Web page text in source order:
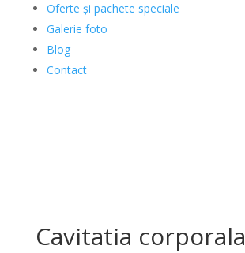
Oferte și pachete speciale
Galerie foto
Blog
Contact
Cavitatia corporala